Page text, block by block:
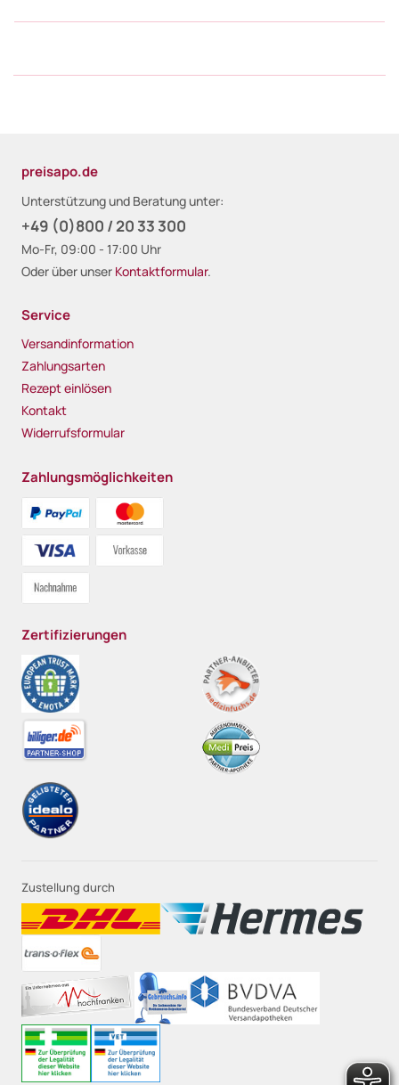
preisapo.de
Unterstützung und Beratung unter:
+49 (0)800 / 20 33 300
Mo-Fr, 09:00 - 17:00 Uhr
Oder über unser Kontaktformular.
Service
Versandinformation
Zahlungsarten
Rezept einlösen
Kontakt
Widerrufsformular
Zahlungsmöglichkeiten
Zertifizierungen
Zustellung durch